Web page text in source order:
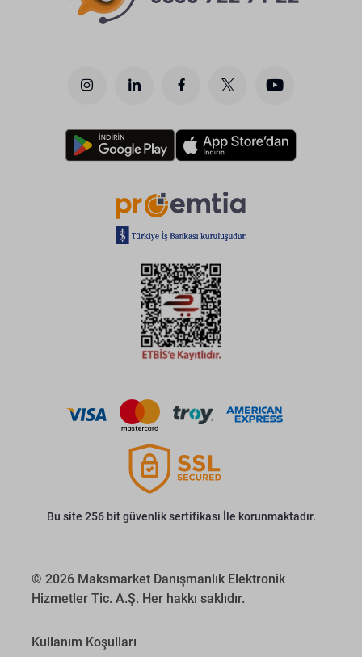
Bu site 256 bit güvenlik sertifikası İle korunmaktadır.
© 2026 Maksmarket Danışmanlık Elektronik
Hizmetler Tic. A.Ş. Her hakkı saklıdır.
Kullanım Koşulları